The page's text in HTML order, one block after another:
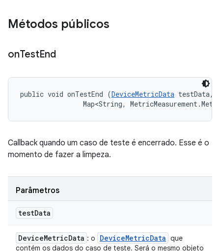
Métodos públicos
onTestEnd
public void onTestEnd (DeviceMetricData testData,
Map<String,
Callback quando um caso de teste é encerrado. Esse é o
momento de fazer a limpeza.
Parâmetros
testData
DeviceMetricData : o DeviceMetricData que
contém os dados do caso de teste. Será o mesmo objeto